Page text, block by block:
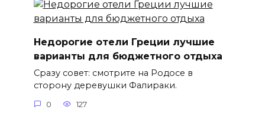
Недорогие отели Греции лучшие
варианты для бюджетного отдыха
Сразу совет: смотрите на Родосе в
сторону деревушки Фалираки.
0 127